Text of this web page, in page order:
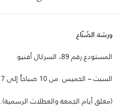
ورشة الصُنّاع
المستودع رقم 89، السركال أفنيو
السبت – الخميس من 10 صباحاً إلى 7 مساءً
(مغلق أيام الجمعة والعطلات الرسمية).